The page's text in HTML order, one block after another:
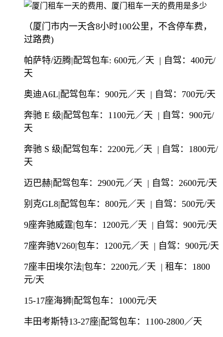
（厦门市内一天含8小时100公里，不含停车费，
过路费)
帕萨特/迈腾|配驾包车: 600元／天 | 自驾：400元/
天
奥迪A6L|配驾包车：900元／天 | 自驾：700元/天
奔驰 E 级|配驾包车：1100元／天 | 自驾：900元/
天
奔驰 S 级|配驾包车：2200元／天 | 自驾：1800元/
天
迈巴赫|配驾包车：2900元／天 | 自驾：2600元/天
别克GL8|配驾包车：800元／天 | 自驾：500元/天
9座奔驰威霆|包车：1200元／天 | 自驾：900元/天
7座奔驰V260|包车：1200元／天 | 自驾：900元/天
7座丰田埃尔法|包车：2200元／天 | 租车：1800
元/天
15-17座海狮|配驾包车：1000元/天
丰田考斯特13-27座|配驾包车：1100-2800／天